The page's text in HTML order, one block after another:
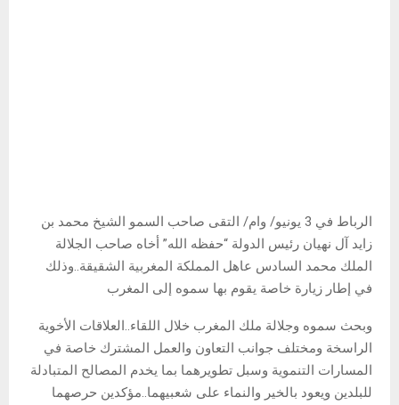
الرباط في 3 يونيو/ وام/ التقى صاحب السمو الشيخ محمد بن
زايد آل نهيان رئيس الدولة “حفظه الله” أخاه صاحب الجلالة
الملك محمد السادس عاهل المملكة المغربية الشقيقة..وذلك
في إطار زيارة خاصة يقوم بها سموه إلى المغرب
وبحث سموه وجلالة ملك المغرب خلال اللقاء..العلاقات الأخوية
الراسخة ومختلف جوانب التعاون والعمل المشترك خاصة في
المسارات التنموية وسبل تطويرهما بما يخدم المصالح المتبادلة
للبلدين ويعود بالخير والنماء على شعبيهما..مؤكدين حرصهما